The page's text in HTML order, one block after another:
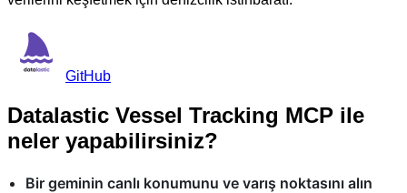
GitHub
Datalastic Vessel Tracking MCP ile
neler yapabilirsiniz?
Bir geminin canlı konumunu ve varış noktasını alın